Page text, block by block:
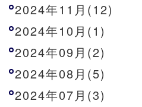
2024年11月(12)
2024年10月(1)
2024年09月(2)
2024年08月(5)
2024年07月(3)